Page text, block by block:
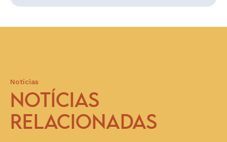
Notícias
NOTÍCIAS
RELACIONADAS